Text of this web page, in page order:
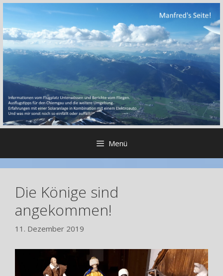
Zum
springen
Menü
Die Könige sind
angekommen!
11. Dezember 2019